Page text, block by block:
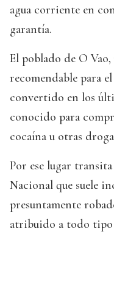
agua corriente en
garantía.
El poblado de O
recomendable para
convertido en los
conocido para
cocaína u otras
Por ese lugar
Nacional que suele
presuntamente
atribuido a todo